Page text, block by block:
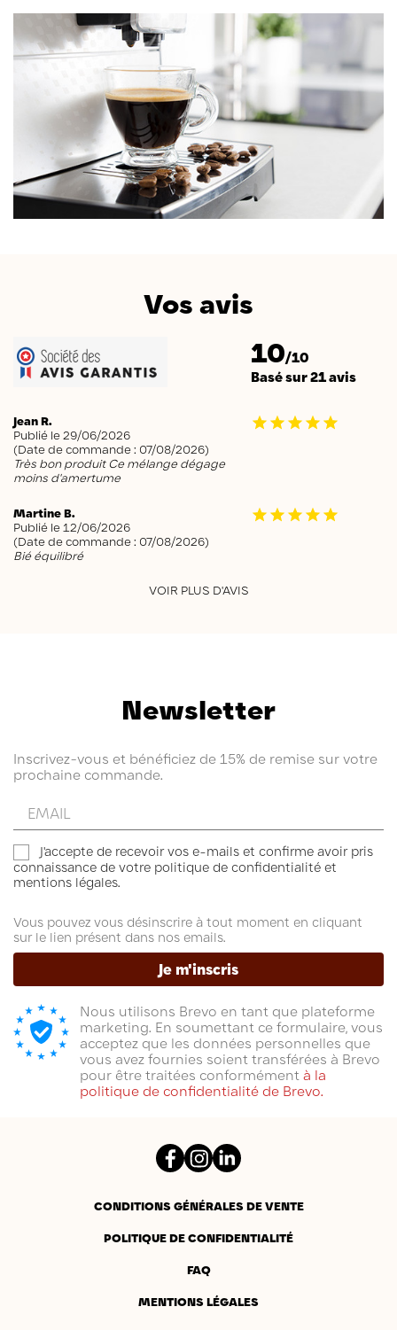
Vos avis
10/10
Basé sur 21 avis
Jean R.
Publié le 29/06/2026
(Date de commande : 07/08/2026)
Très bon produit Ce mélange dégage
moins d'amertume
Martine B.
Publié le 12/06/2026
(Date de commande : 07/08/2026)
Bié équilibré
VOIR PLUS D'AVIS
Newsletter
Inscrivez-vous et bénéficiez de 15% de remise sur votre
prochaine commande.
Entrez
votre
email
J'accepte de recevoir vos e-mails et confirme avoir pris
connaissance de votre politique de confidentialité et
mentions légales.
Vous pouvez vous désinscrire à tout moment en cliquant
sur le lien présent dans nos emails.
Je m'inscris
Nous utilisons Brevo en tant que plateforme
marketing. En soumettant ce formulaire, vous
acceptez que les données personnelles que
vous avez fournies soient transférées à Brevo
pour être traitées conformément à la
politique de confidentialité de Brevo.
CONDITIONS GÉNÉRALES DE VENTE
POLITIQUE DE CONFIDENTIALITÉ
FAQ
MENTIONS LÉGALES
Facebook
Instagram
LinkedIn